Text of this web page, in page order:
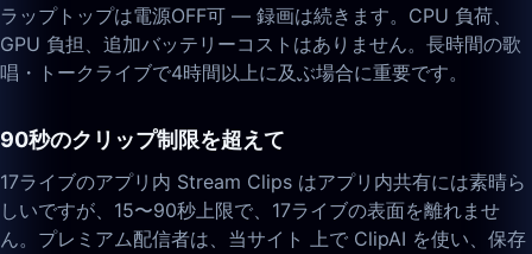
ラップトップは電源OFF可 — 録画は続きます。CPU 負荷、
GPU 負担、追加バッテリーコストはありません。長時間の歌
唱・トークライブで4時間以上に及ぶ場合に重要です。
90秒のクリップ制限を超えて
17ライブのアプリ内 Stream Clips はアプリ内共有には素晴ら
しいですが、15〜90秒上限で、17ライブの表面を離れませ
ん。プレミアム配信者は、当サイト 上で ClipAI を使い、保存